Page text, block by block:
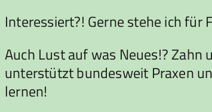
Interessiert?! Gerne stehe ich für
Auch Lust auf was Neues!?
unterstützt bundesweit Praxen
lernen!